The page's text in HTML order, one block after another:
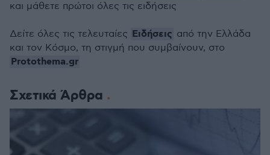
Σχετικά Άρθρα
και μάθετε πρώτοι όλες τις ειδήσεις
Δείτε όλες τις τελευταίες Ειδήσεις από την Ελλάδα
και τον Κόσμο, τη στιγμή που συμβαίνουν, στο
Protothema.gr